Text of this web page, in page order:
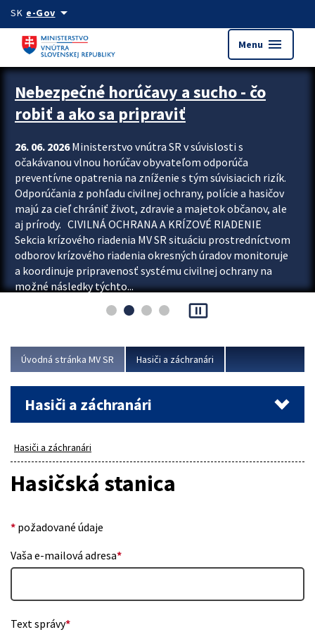
Preskocit na hlavný obsah
SK e-Govarrow_drop_down
Menu menu
Zastavit automatický posun upútavok
Nebezpečné horúčavy a sucho - čo
robiť a ako sa pripraviť
26. 06. 2026Ministerstvo vnútra SR v súvislosti s
očakávanou vlnou horúčav obyvateľom odporúča
preventívne opatrenia na zníženie s tým súvisiacich rizík.
Odporúčania z pohľadu civilnej ochrany, polície a hasičov
majú za cieľ chrániť život, zdravie a majetok občanov, ale
aj prírody. CIVILNÁ OCHRANA A KRÍZOVÉ RIADENIE
Sekcia krízového riadenia MV SR situáciu prostredníctvom
odborov krízového riadenia okresných úradov monitoruje
a koordinuje pripravenosť systému civilnej ochrany na
možné následky týchto...
pause_presentation
Úvodná stránka MV SR Hasiči a záchranári
Hasiči a záchranári
Hasiči a záchranári
Hasičská stanica
* požadované údaje
Vaša e-mailová adresa*
Text správy*